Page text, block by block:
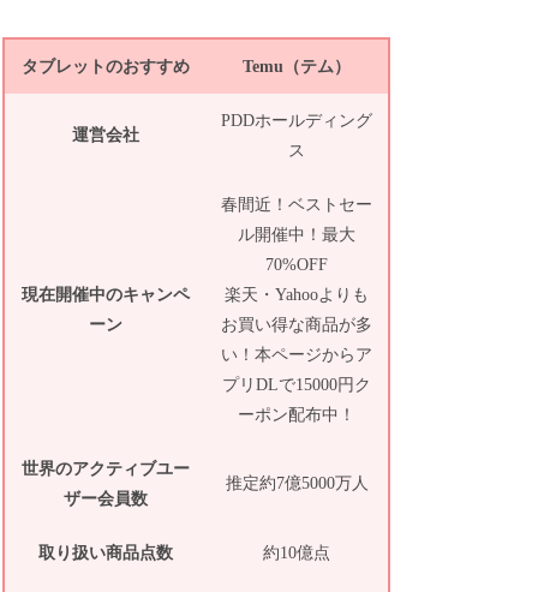
タブレットのおすすめ Temu（テム）
運営会社
PDDホールディング
ス
現在開催中のキャンペ
ーン
春間近！ベストセー
ル開催中！最大
70%OFF
楽天・Yahooよりも
お買い得な商品が多
い！本ページからア
プリDLで15000円ク
ーポン配布中！
世界のアクティブユー
ザー会員数
推定約7億5000万人
取り扱い商品点数 約10億点